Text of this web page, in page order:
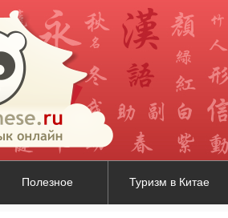
Полезное Туризм в Китае